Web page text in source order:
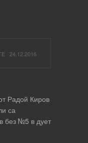
24.12.2016
Радой Киров
са
без №5 в дует